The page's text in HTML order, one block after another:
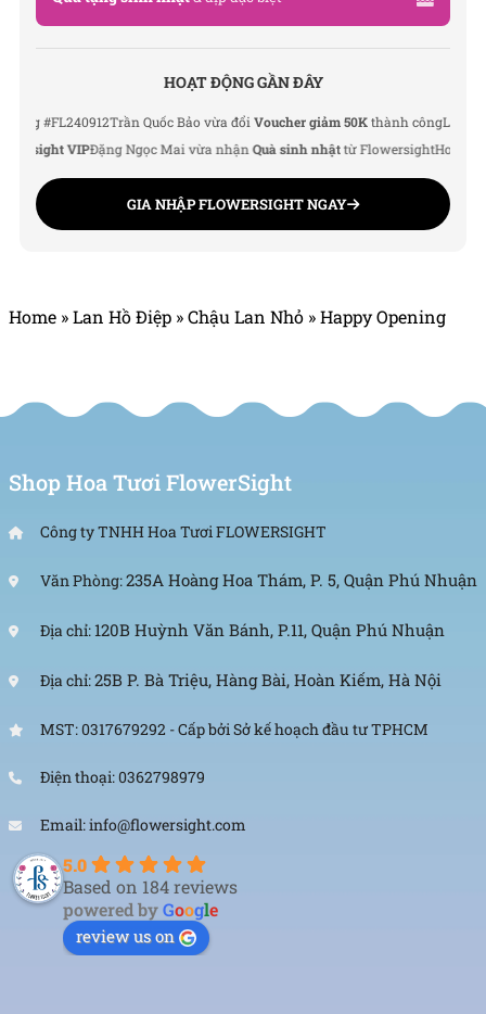
HOẠT ĐỘNG GẦN ĐÂY
Trần Quốc Bảo vừa đổiVoucher giảm 50Kthành côngLê Thu Hà
VIPĐặng Ngọc Mai vừa nhậnQuà sinh nhậttừ FlowersightHoàng Đức
GIA NHẬP FLOWERSIGHT NGAY
Home »Lan Hồ Điệp »Chậu Lan Nhỏ »Happy Opening
Shop Hoa Tươi FlowerSight
Công ty TNHH Hoa Tươi FLOWERSIGHT
Văn Phòng:235A Hoàng Hoa Thám, P. 5, Quận Phú Nhuận
Địa chỉ: 120B Huỳnh Văn Bánh, P.11, Quận Phú Nhuận
Địa chỉ:25B P. Bà Triệu, Hàng Bài, Hoàn Kiếm, Hà Nội
MST: 0317679292 - Cấp bởi Sở kế hoạch đầu tư TPHCM
Điện thoại: 0362798979
Email: info@flowersight.com
5.0
Based on 184 reviews
powered byGoogle
review us on